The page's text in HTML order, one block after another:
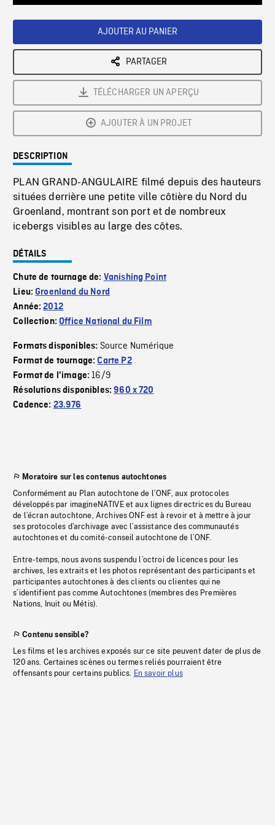
AJOUTER AU PANIER
PARTAGER
TÉLÉCHARGER UN APERÇU
AJOUTER À UN PROJET
DESCRIPTION
PLAN GRAND-ANGULAIRE filmé depuis des hauteurs
situées derrière une petite ville côtière du Nord du
Groenland, montrant son port et de nombreux
icebergs visibles au large des côtes.
DÉTAILS
Chute de tournage de: Vanishing Point
Lieu:Groenland du Nord
Année:2012
Collection:Office National du Film
Formats disponibles: Source Numérique
Format de tournage:Carte P2
Format de l'image:16/9
Résolutions disponibles:960 x 720
Cadence: 23.976
Moratoire sur les contenus autochtones
Conformément au Plan autochtone de l’ONF, aux protocoles
développés par imagineNATIVE et aux lignes directrices du Bureau
de l’écran autochtone, Archives ONF est à revoir et à mettre à jour
ses protocoles d’archivage avec l’assistance des communautés
autochtones et du comité-conseil autochtone de l’ONF.
Entre-temps, nous avons suspendu l’octroi de licences pour les
archives, les extraits et les photos représentant des participants et
participantes autochtones à des clients ou clientes qui ne
s’identifient pas comme Autochtones (membres des Premières
Nations, Inuit ou Métis).
Contenu sensible?
Les films et les archives exposés sur ce site peuvent dater de plus de
120 ans. Certaines scènes ou termes reliés pourraient être
offensants pour certains publics. En savoir plus